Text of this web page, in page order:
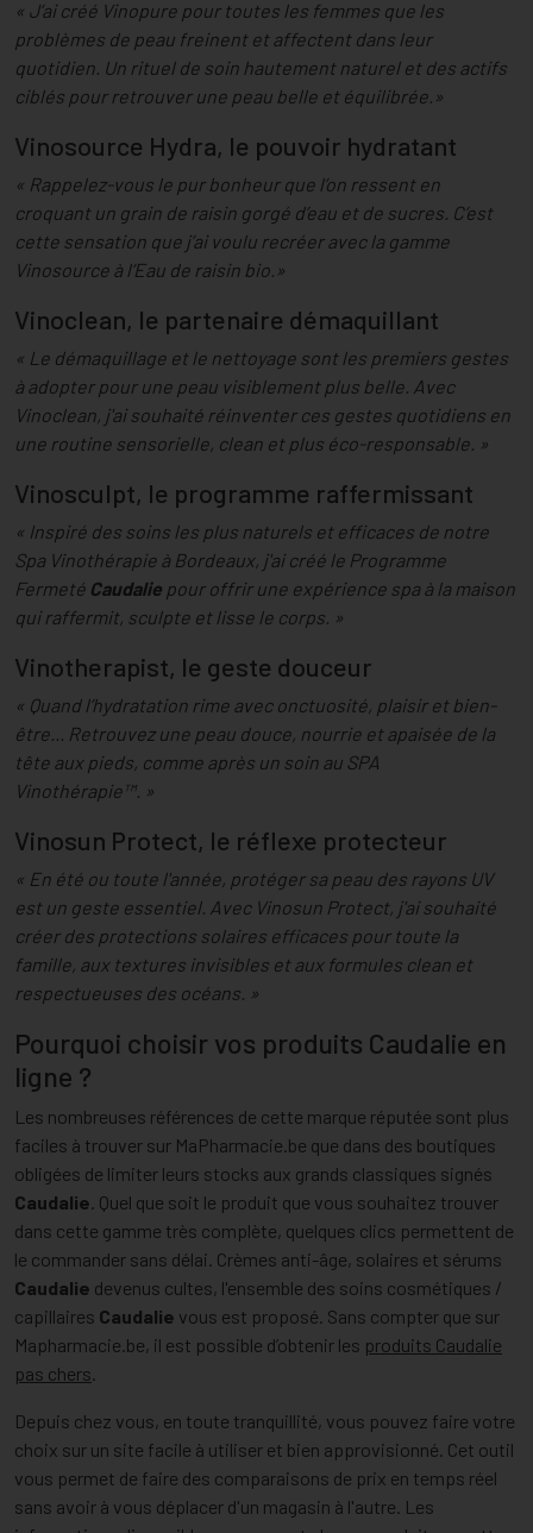
« J’ai créé Vinopure pour toutes les femmes que les
problèmes de peau freinent et affectent dans leur
quotidien. Un rituel de soin hautement naturel et des actifs
ciblés pour retrouver une peau belle et équilibrée.»
Vinosource Hydra, le pouvoir hydratant
« Rappelez-vous le pur bonheur que l’on ressent en
croquant un grain de raisin gorgé d’eau et de sucres. C’est
cette sensation que j’ai voulu recréer avec la gamme
Vinosource à l’Eau de raisin bio.»
Vinoclean, le partenaire démaquillant
« Le démaquillage et le nettoyage sont les premiers gestes
à adopter pour une peau visiblement plus belle. Avec
Vinoclean, j'ai souhaité réinventer ces gestes quotidiens en
une routine sensorielle, clean et plus éco-responsable. »
Vinosculpt, le programme raffermissant
« Inspiré des soins les plus naturels et efficaces de notre
Spa Vinothérapie à Bordeaux, j'ai créé le Programme
Fermeté Caudalie pour offrir une expérience spa à la maison
qui raffermit, sculpte et lisse le corps. »
Vinotherapist, le geste douceur
« Quand l’hydratation rime avec onctuosité, plaisir et bien-
être... Retrouvez une peau douce, nourrie et apaisée de la
tête aux pieds, comme après un soin au SPA
Vinothérapie™. »
Vinosun Protect, le réflexe protecteur
« En été ou toute l'année, protéger sa peau des rayons UV
est un geste essentiel. Avec Vinosun Protect, j'ai souhaité
créer des protections solaires efficaces pour toute la
famille, aux textures invisibles et aux formules clean et
respectueuses des océans. »
Pourquoi choisir vos produits Caudalie en
ligne ?
Les nombreuses références de cette marque réputée sont plus
faciles à trouver sur MaPharmacie.be que dans des boutiques
obligées de limiter leurs stocks aux grands classiques signés
Caudalie. Quel que soit le produit que vous souhaitez trouver
dans cette gamme très complète, quelques clics permettent de
le commander sans délai. Crèmes anti-âge, solaires et sérums
Caudalie devenus cultes, l'ensemble des soins cosmétiques /
capillaires Caudalie vous est proposé. Sans compter que sur
Mapharmacie.be, il est possible d’obtenir les produits Caudalie
pas chers.
Depuis chez vous, en toute tranquillité, vous pouvez faire votre
choix sur un site facile à utiliser et bien approvisionné. Cet outil
vous permet de faire des comparaisons de prix en temps réel
sans avoir à vous déplacer d'un magasin à l'autre. Les